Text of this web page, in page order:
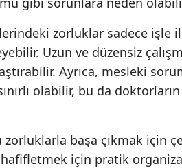
zorluklar sadece işle
Uzun ve düzensiz
Ayrıca, mesleki
olabilir, bu da
başa çıkmak için
için pratik